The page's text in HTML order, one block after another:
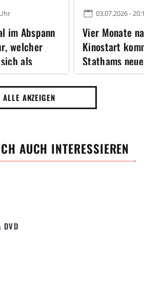
im Abspann
welcher
als
hinter
03.07.2026 -
Vier Monate
Kinostart
Stathams
jetzt auch ins
ALLE ANZEIGEN
AUCH INTERESSIEREN
DVD